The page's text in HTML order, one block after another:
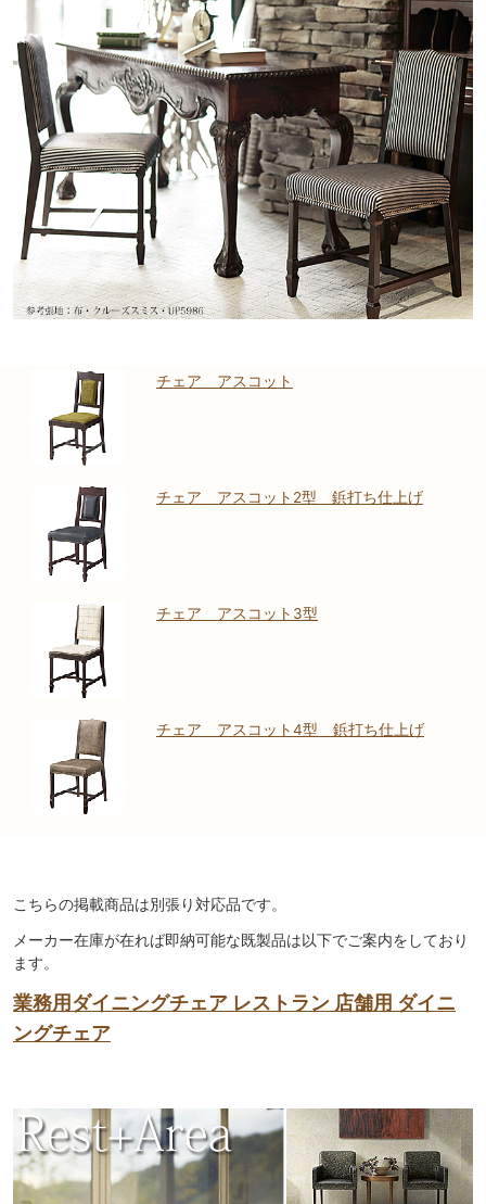
チェア アスコット
チェア アスコット2型 鋲打ち仕上げ
チェア アスコット3型
チェア アスコット4型 鋲打ち仕上げ
こちらの掲載商品は別張り対応品です。
メーカー在庫が在れば即納可能な既製品は以下でご案内をしており
ます。
業務用ダイニングチェア レストラン 店舗用 ダイニ
ングチェア